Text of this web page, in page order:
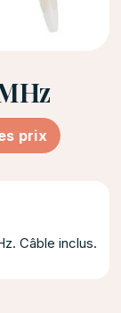
prix
Câble inclus.